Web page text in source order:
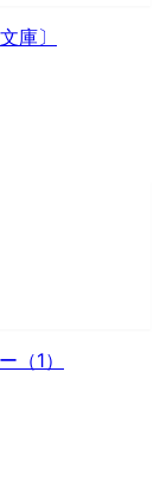
庫〕
1）